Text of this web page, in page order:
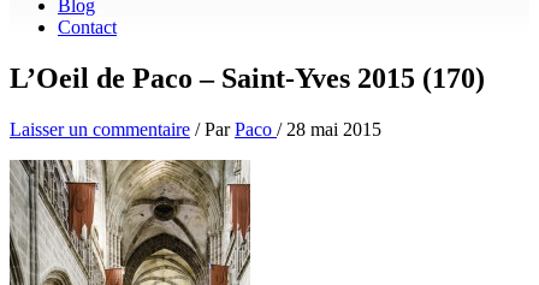
Blog
Contact
L’Oeil de Paco – Saint-Yves 2015 (170)
Laisser un commentaire / ParPaco / 28 mai 2015